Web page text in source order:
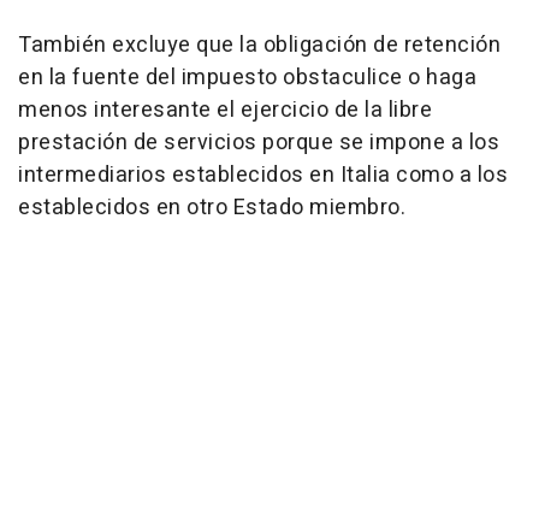
También excluye que la obligación de retención
en la fuente del impuesto obstaculice o haga
menos interesante el ejercicio de la libre
prestación de servicios porque se impone a los
intermediarios establecidos en Italia como a los
establecidos en otro Estado miembro.